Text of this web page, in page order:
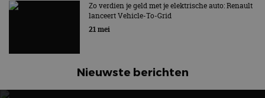
Zo verdien je geld met je elektrische auto: Renault
lanceert Vehicle-To-Grid
21 mei
Nieuwste berichten